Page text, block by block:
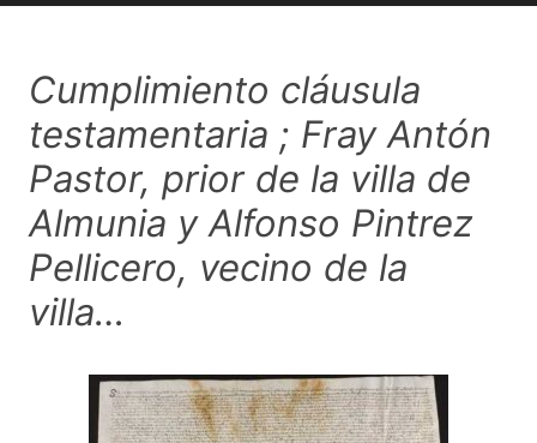
Cumplimiento cláusula
testamentaria ; Fray Antón
Pastor, prior de la villa de
Almunia y Alfonso Pintrez
Pellicero, vecino de la
villa…